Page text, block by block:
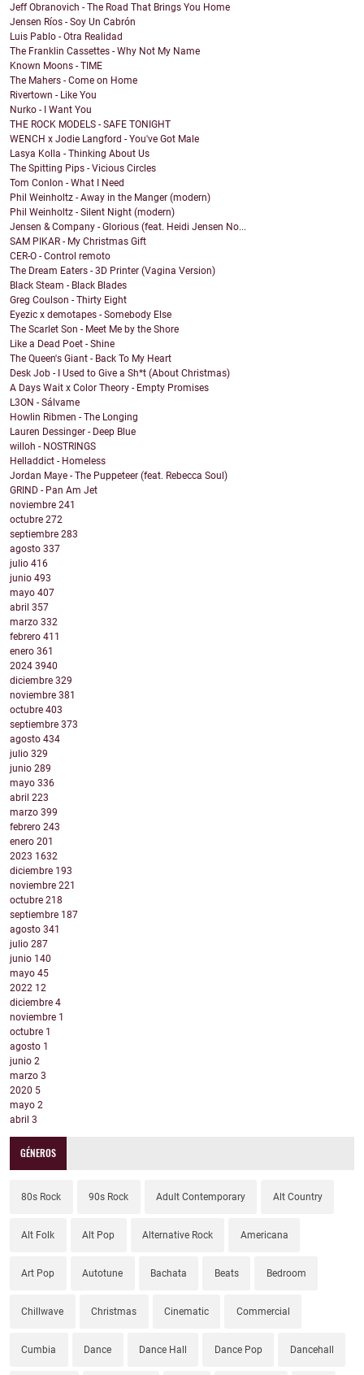
Jeff Obranovich - The Road That Brings You Home
Jensen Ríos - Soy Un Cabrón
Luis Pablo - Otra Realidad
The Franklin Cassettes - Why Not My Name
Known Moons - TIME
The Mahers - Come on Home
Rivertown - Like You
Nurko - I Want You
THE ROCK MODELS - SAFE TONIGHT
WENCH x Jodie Langford - You've Got Male
Lasya Kolla - Thinking About Us
The Spitting Pips - Vicious Circles
Tom Conlon - What I Need
Phil Weinholtz - Away in the Manger (modern)
Phil Weinholtz - Silent Night (modern)
Jensen & Company - Glorious (feat. Heidi Jensen No...
SAM PIKAR - My Christmas Gift
CER-O - Control remoto
The Dream Eaters - 3D Printer (Vagina Version)
Black Steam - Black Blades
Greg Coulson - Thirty Eight
Eyezic x demotapes - Somebody Else
The Scarlet Son - Meet Me by the Shore
Like a Dead Poet - Shine
The Queen's Giant - Back To My Heart
Desk Job - I Used to Give a Sh*t (About Christmas)
A Days Wait x Color Theory - Empty Promises
L3ON - Sálvame
Howlin Ribmen - The Longing
Lauren Dessinger - Deep Blue
willoh - NOSTRINGS
Helladdict - Homeless
Jordan Maye - The Puppeteer (feat. Rebecca Soul)
GRIND - Pan Am Jet
noviembre 241
octubre 272
septiembre 283
agosto 337
julio 416
junio 493
mayo 407
abril 357
marzo 332
febrero 411
enero 361
2024 3940
diciembre 329
noviembre 381
octubre 403
septiembre 373
agosto 434
julio 329
junio 289
mayo 336
abril 223
marzo 399
febrero 243
enero 201
2023 1632
diciembre 193
noviembre 221
octubre 218
septiembre 187
agosto 341
julio 287
junio 140
mayo 45
2022 12
diciembre 4
noviembre 1
octubre 1
agosto 1
junio 2
marzo 3
2020 5
mayo 2
abril 3
GÉNEROS
80s Rock 90s Rock Adult Contemporary Alt Country
Alt Folk Alt Pop Alternative Rock Americana
Art Pop Autotune Bachata Beats Bedroom
Chillwave Christmas Cinematic Commercial
Cumbia Dance Dance Hall Dance Pop Dancehall